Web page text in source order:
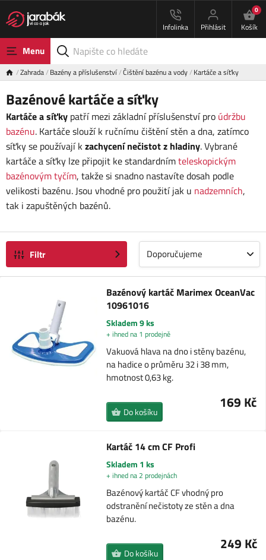
Infolinka Přihlásit
0
Košík
Menu
Zahrada Bazény a příslušenství Čištění bazénu a vody Kartáče a síťky
Bazénové kartáče a síťky
Kartáče a síťky patří mezi základní příslušenství pro údržbu
bazénu. Kartáče slouží k ručnímu čištění stěn a dna, zatímco
síťky se používají kzachycení nečistot z hladiny. Vybrané
kartáče a síťky lze připojit ke standardnímteleskopickým
bazénovým tyčím, takže si snadno nastavíte dosah podle
velikosti bazénu. Jsou vhodné pro použití jak u nadzemních,
tak i zapuštěných bazénů.
Filtr Doporučujeme
Bazénový kartáč Marimex OceanVac
10961016
Skladem 9 ks
+ ihned na 1 prodejně
Vakuová hlava na dno i stěny bazénu,
na hadice o průměru 32 i 38 mm,
hmotnost 0,63 kg.
169 Kč
Do košíku
Kartáč 14 cm CF Profi
Skladem 1 ks
+ ihned na 2 prodejnách
Bazénový kartáč CF vhodný pro
odstranění nečistoty ze stěn a dna
bazénu.
249 Kč
Do košíku